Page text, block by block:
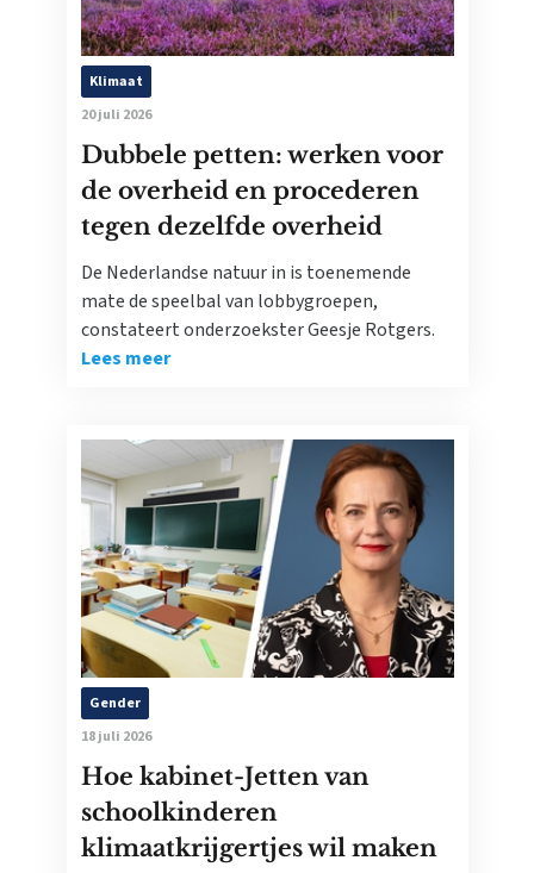
Klimaat
20 juli 2026
Dubbele petten: werken voor
de overheid en procederen
tegen dezelfde overheid
De Nederlandse natuur in is toenemende
mate de speelbal van lobbygroepen,
constateert onderzoekster Geesje Rotgers.
Lees meer
Gender
18 juli 2026
Hoe kabinet-Jetten van
schoolkinderen
klimaatkrijgertjes wil maken